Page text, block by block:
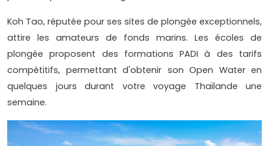
Koh Tao, réputée pour ses sites de plongée exceptionnels,
attire les amateurs de fonds marins. Les écoles de
plongée proposent des formations PADI à des tarifs
compétitifs, permettant d'obtenir son Open Water en
quelques jours durant votre voyage Thaïlande une
semaine.